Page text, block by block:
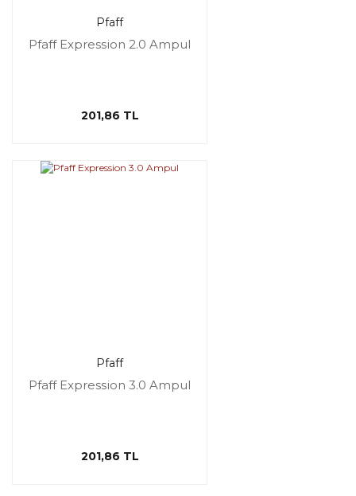
Pfaff
Pfaff Expression 2.0 Ampul
201,86 TL
Pfaff
Pfaff Expression 3.0 Ampul
201,86 TL